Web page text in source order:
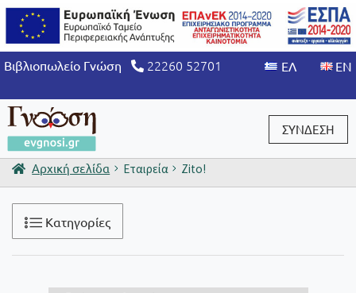
Βιβλιοπωλείο Γνώση 22260 52701
ΣΥΝΔΕΣΗ
Είσοδος / Εγγραφή
Αρχική σελίδα Εταιρεία Zito!
Κατηγορίες